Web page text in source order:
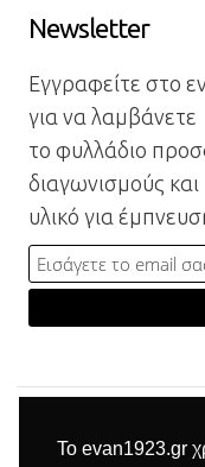
Το evan1923.gr
Newsletter
Εγγραφείτε στο
για να λαμβάνετε
το φυλλάδιο
διαγωνισμούς και
υλικό για